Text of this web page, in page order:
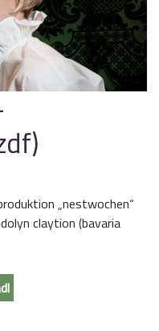
„nestwochen“
claytion (bavaria